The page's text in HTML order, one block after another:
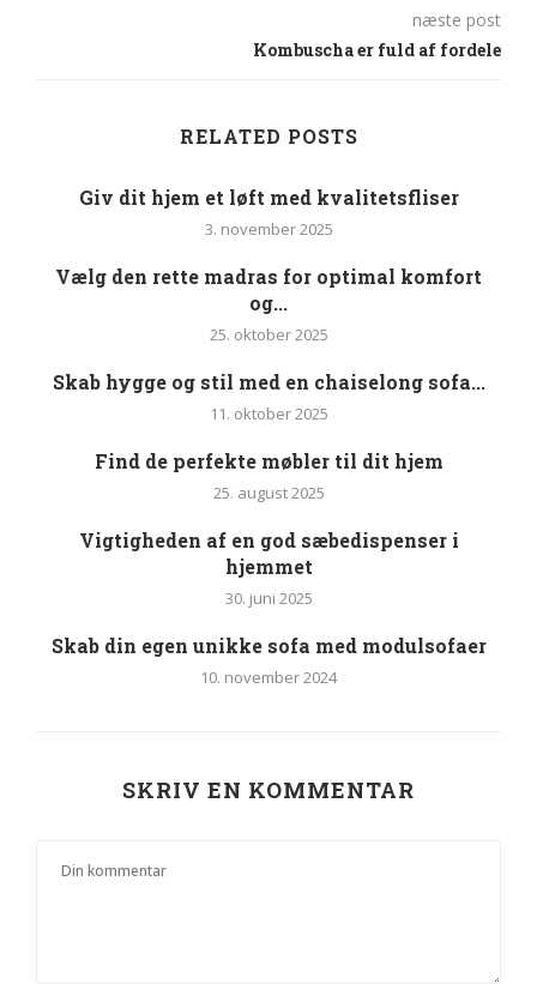
næste post
Kombuscha er fuld af fordele
RELATED POSTS
Giv dit hjem et løft med kvalitetsfliser
3. november 2025
Vælg den rette madras for optimal komfort
og...
25. oktober 2025
Skab hygge og stil med en chaiselong sofa...
11. oktober 2025
Find de perfekte møbler til dit hjem
25. august 2025
Vigtigheden af en god sæbedispenser i
hjemmet
30. juni 2025
Skab din egen unikke sofa med modulsofaer
10. november 2024
SKRIV EN KOMMENTAR